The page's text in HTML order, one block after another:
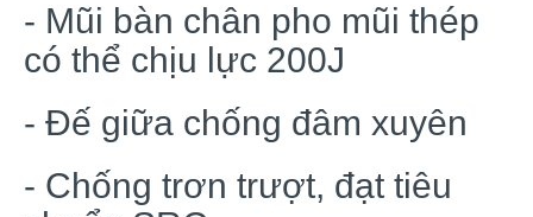
- Mũi bàn chân pho mũi thép
có thể chịu lực 200J
- Đế giữa chống đâm xuyên
- Chống trơn trượt, đạt tiêu